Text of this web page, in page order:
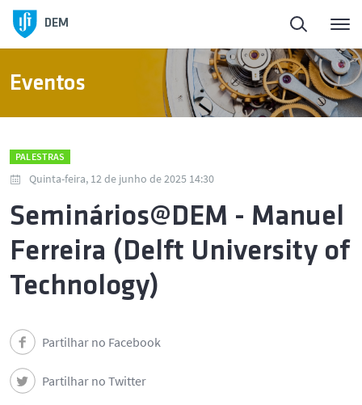
DEM
Eventos
PALESTRAS
Quinta-feira, 12 de junho de 2025 14:30
Seminários@DEM - Manuel
Ferreira (Delft University of
Technology)
Partilhar no Facebook
Partilhar no Twitter